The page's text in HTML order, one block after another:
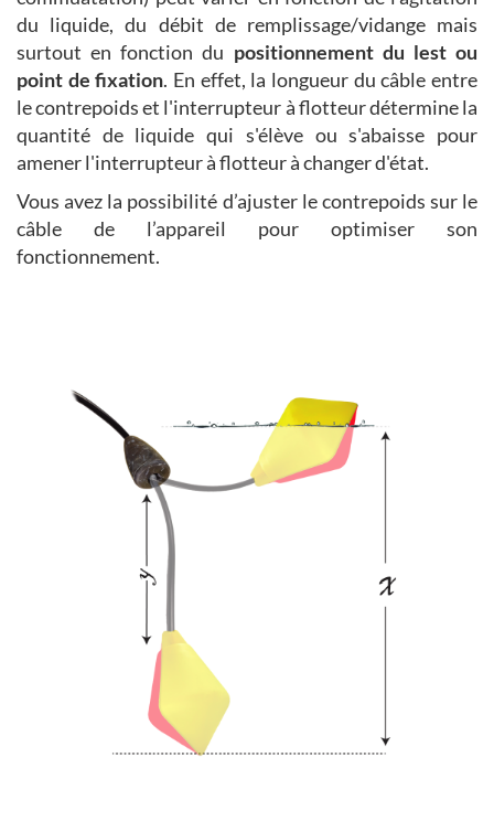
du liquide, du débit de remplissage/vidange mais
surtout en fonction du positionnement du lest ou
point de fixation. En effet, la longueur du câble entre
le contrepoids et l'interrupteur à flotteur détermine la
quantité de liquide qui s'élève ou s'abaisse pour
amener l'interrupteur à flotteur à changer d'état.
Vous avez la possibilité d’ajuster le contrepoids sur le
câble de l’appareil pour optimiser son
fonctionnement.